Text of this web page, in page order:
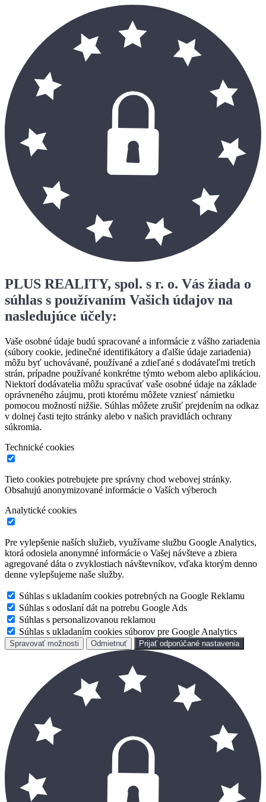
PLUS REALITY, spol. s r. o. Vás žiada o
súhlas s používaním Vašich údajov na
nasledujúce účely:
Vaše osobné údaje budú spracované a informácie z vášho zariadenia
(súbory cookie, jedinečné identifikátory a ďalšie údaje zariadenia)
môžu byť uchovávané, používané a zdieľané s dodávateľmi tretích
strán, prípadne používané konkrétne týmto webom alebo aplikáciou.
Niektorí dodávatelia môžu spracúvať vaše osobné údaje na základe
oprávneného záujmu, proti ktorému môžete vzniesť námietku
pomocou možností nižšie. Súhlas môžete zrušiť prejdením na odkaz
v dolnej časti tejto stránky alebo v našich pravidlách ochrany
súkromia.
Technické cookies
Tieto cookies potrebujete pre správny chod webovej stránky.
Obsahujú anonymizované informácie o Vaších výberoch
Analytické cookies
Pre vylepšenie naších služieb, využívame službu Google Analytics,
ktorá odosiela anonymné informácie o Vašej návšteve a zbiera
agregované dáta o zvyklostiach návštevníkov, vďaka ktorým denno
denne vylepšujeme naše služby.
Súhlas s ukladaním cookies potrebných na Google Reklamu
Súhlas s odoslaní dát na potrebu Google Ads
Súhlas s personalizovanou reklamou
Súhlas s ukladaním cookies súborov pre Google Analytics
Spravovať možnosti Odmietnuť Prijať odporúčané nastavenia